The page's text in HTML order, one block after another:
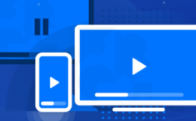
parte da intensa estreia em disco da actriz
se desvendam cumplicidades com o
e Luís Portugal,
nome do terceiro disco do cordofonista e nele
históricos Jafumega, de quem revisitamos